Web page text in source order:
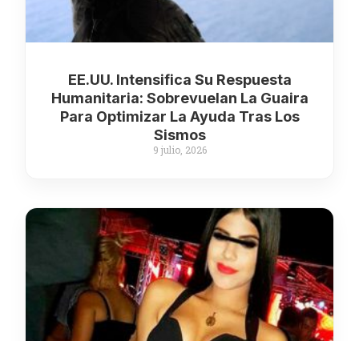
EE.UU. Intensifica Su Respuesta
Humanitaria: Sobrevuelan La Guaira
Para Optimizar La Ayuda Tras Los
Sismos
9 julio, 2026